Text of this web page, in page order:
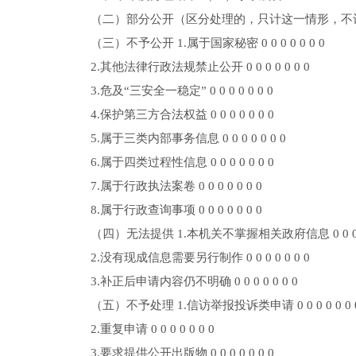
（二）部分公开（区分处理的，只计这一情形，
（三）不予公开 1.属于国家秘密 0 0 0 0 0 0 0
2.其他法律行政法规禁止公开 0 0 0 0 0 0 0
3.危及“三安全一稳定” 0 0 0 0 0 0 0
4.保护第三方合法权益 0 0 0 0 0 0 0
5.属于三类内部事务信息 0 0 0 0 0 0 0
6.属于四类过程性信息 0 0 0 0 0 0 0
7.属于行政执法案卷 0 0 0 0 0 0 0
8.属于行政查询事项 0 0 0 0 0 0 0
（四）无法提供 1.本机关不掌握相关政府信息 0 0
2.没有现成信息需要另行制作 0 0 0 0 0 0 0
3.补正后申请内容仍不明确 0 0 0 0 0 0 0
（五）不予处理 1.信访举报投诉类申请 0 0 0 0 0 0
2.重复申请 0 0 0 0 0 0 0
3.要求提供公开出版物 0 0 0 0 0 0 0